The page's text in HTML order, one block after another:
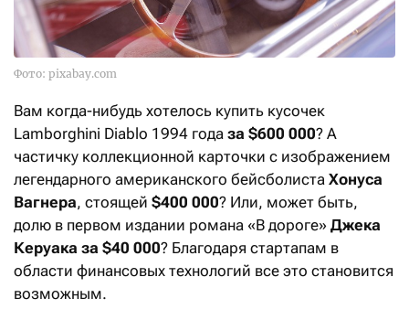
Фото: pixabay.com
Вам когда-нибудь хотелось купить кусочек
Lamborghini Diablo 1994 года за $600 000? А
частичку коллекционной карточки с изображением
легендарного американского бейсболиста Хонуса
Вагнера, стоящей $400 000? Или, может быть,
долю в первом издании романа «В дороге» Джека
Керуака за $40 000? Благодаря стартапам в
области финансовых технологий все это становится
возможным.